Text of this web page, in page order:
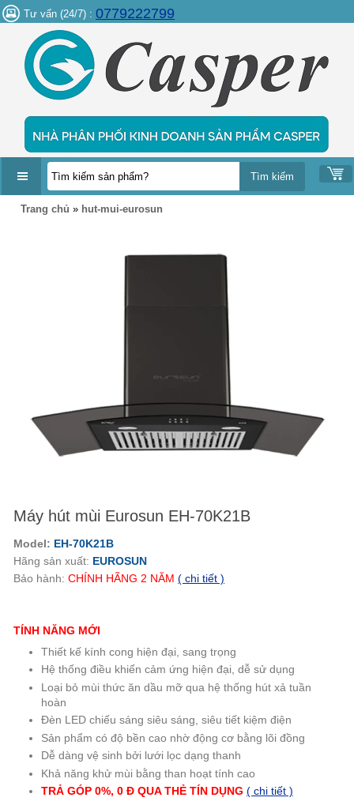
Tư vấn (24/7) : 0779222799
DANH
Trang chủ » hut-mui-eurosun
Máy hút mùi Eurosun EH-70K21B
Model: EH-70K21B
Hãng sản xuất: EUROSUN
Bảo hành: CHÍNH HÃNG 2 NĂM ( chi tiết )
TÍNH NĂNG MỚI
Thiết kế kính cong hiện đại, sang trọng
Hệ thống điều khiển cảm ứng hiện đại, dễ sử dụng
Loại bỏ mùi thức ăn dầu mỡ qua hệ thống hút xả tuần
hoàn
Đèn LED chiếu sáng siêu sáng, siêu tiết kiệm điện
Sản phẩm có độ bền cao nhờ động cơ bằng lõi đồng
Dễ dàng vệ sinh bởi lưới lọc dạng thanh
Khả năng khử mùi bằng than hoạt tính cao
TRẢ GÓP 0%, 0 Đ QUA THẺ TÍN DỤNG ( chi tiết )